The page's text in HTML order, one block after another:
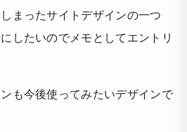
まったサイトデザインの一つ
したいのでメモとしてエントリ
も今後使ってみたいデザインで